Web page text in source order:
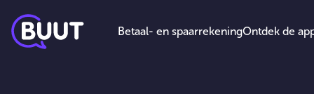
Betaal- en spaarrekeningOntdek de